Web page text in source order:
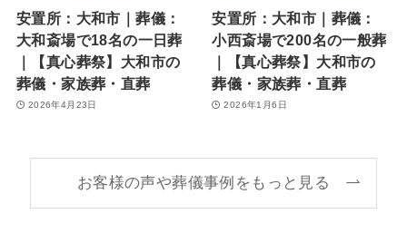
安置所：大和市｜葬儀：
大和斎場で18名の一日葬
｜【真心葬祭】大和市の
葬儀・家族葬・直葬
2026年4月23日
安置所：大和市｜葬儀：
小西斎場で200名の一般葬
｜【真心葬祭】大和市の
葬儀・家族葬・直葬
2026年1月6日
お客様の声や葬儀事例をもっと見る